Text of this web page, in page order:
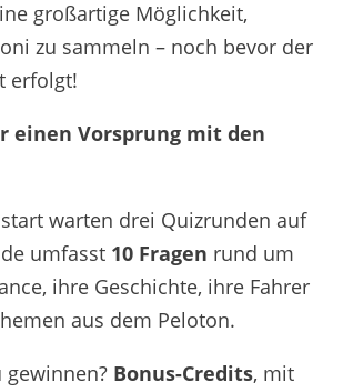
großartige Möglichkeit,
zu sammeln – noch bevor der
erfolgt!
einen Vorsprung mit den
warten drei Quizrunden auf
umfasst 10 Fragen rund um
ihre Geschichte, ihre Fahrer
aus dem Peloton.
gewinnen? Bonus-Credits, mit